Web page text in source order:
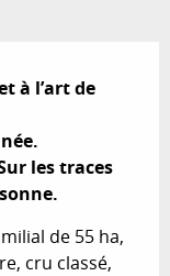
à l’art de
les traces
de 55 ha,
cru classé,